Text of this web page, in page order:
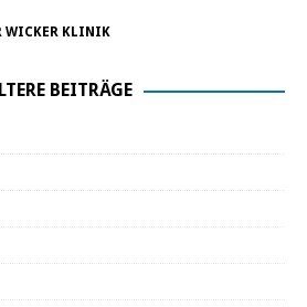
WICKER KLINIK
BEITRÄGE